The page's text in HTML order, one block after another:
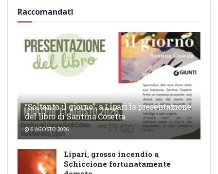
Raccomandati
“Soltanto il giorno”, a Lipari la presentazione
del libro di Santina Cosetta
6 AGOSTO 2026
Lipari, grosso incendio a
Schiccione fortunatamente